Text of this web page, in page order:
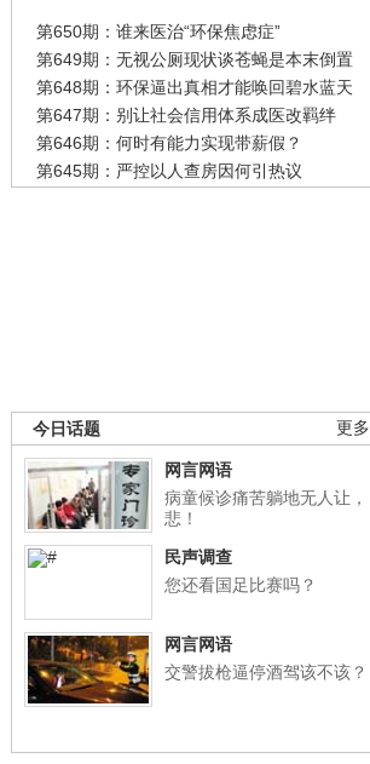
第650期：谁来医治“环保焦虑症”
第649期：无视公厕现状谈苍蝇是本末倒置
第648期：环保逼出真相才能唤回碧水蓝天
第647期：别让社会信用体系成医改羁绊
第646期：何时有能力实现带薪假？
第645期：严控以人查房因何引热议
更多
今日话题
网言网语
病童候诊痛苦躺地无人让，
悲！
民声调查
您还看国足比赛吗？
网言网语
交警拔枪逼停酒驾该不该？